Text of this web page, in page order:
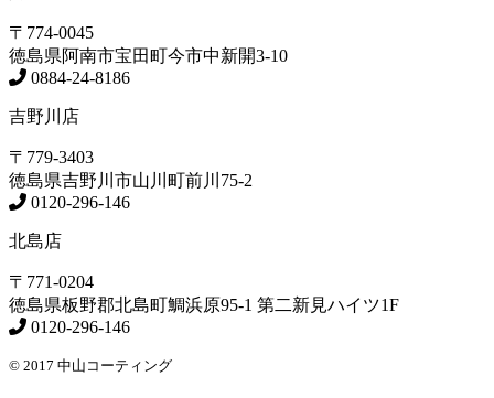
〒774-0045
徳島県阿南市宝田町今市中新開3-10
0884-24-8186
吉野川店
〒779-3403
徳島県吉野川市山川町前川75-2
0120-296-146
北島店
〒771-0204
徳島県板野郡北島町鯛浜原95-1 第二新見ハイツ1F
0120-296-146
© 2017 中山コーティング